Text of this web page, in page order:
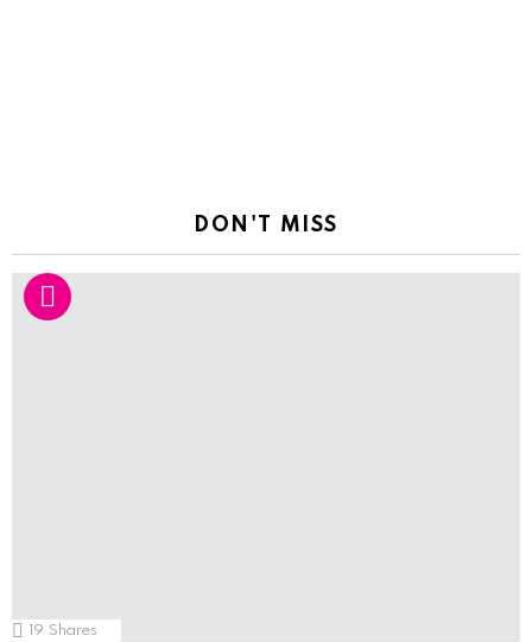
DON'T MISS
19 Shares